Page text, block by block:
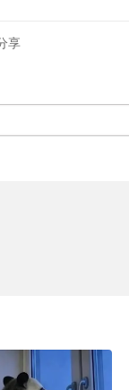
享